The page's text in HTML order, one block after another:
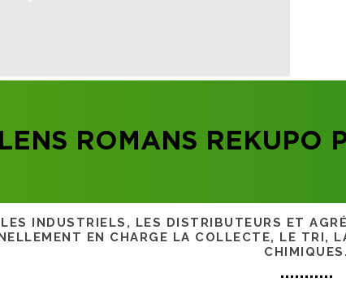
ROMANS REKUPO
LES INDUSTRIELS, LES DISTRIBUTEURS ET
EN CHARGE LA COLLECTE, LE TRI,
CHIMIQUES.